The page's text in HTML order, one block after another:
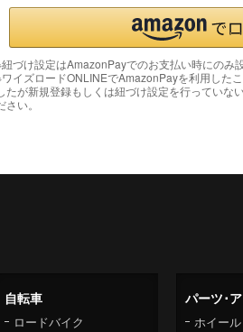
づけ設定はAmazonPayでのお支払い時にのみ
イズロードONLINEでAmazonPayを利用した
たが新規登録もしくは紐づけ設定を行っていな
さい。
自転車
ロードバイク
パーツ･
ホイール